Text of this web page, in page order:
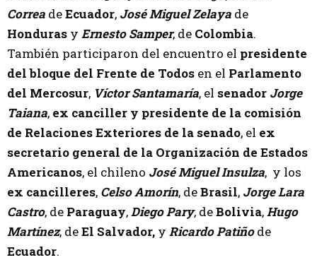
Correa deEcuador, José Miguel Zelaya de
Honduras y Ernesto Samper, de Colombia.
También participaron del encuentro el presidente
del bloque del Frente de Todos en el Parlamento
del Mercosur, Víctor Santamaría, el senador Jorge
Taiana, ex canciller y presidente de la comisión
de Relaciones Exteriores de la senado, el ex
secretario general de la Organización de Estados
Americanos, el chileno José Miguel Insulza, y los
ex cancilleres, Celso Amorín, deBrasil, Jorge Lara
Castro, de Paraguay,Diego Pary, deBolivia,Hugo
Martínez, deEl Salvador, y Ricardo Patiñode
Ecuador.